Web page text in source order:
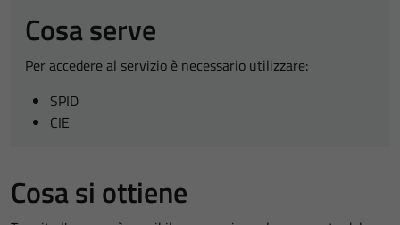
Cosa serve
Per accedere al servizio è necessario utilizzare:
SPID
CIE
Cosa si ottiene